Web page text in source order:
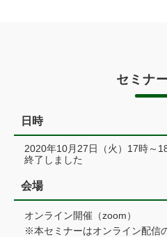
セミナ
日時
2020年10月27日（火）17時
終了しました
会場
オンライン開催（zoom）
※本セミナーはオンライン配信